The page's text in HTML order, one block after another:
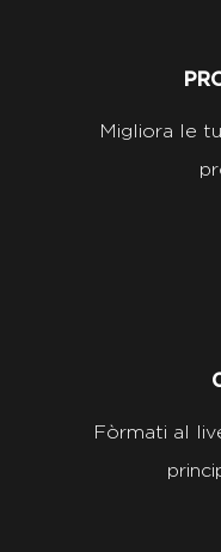
Migliora le
Fòrmati al